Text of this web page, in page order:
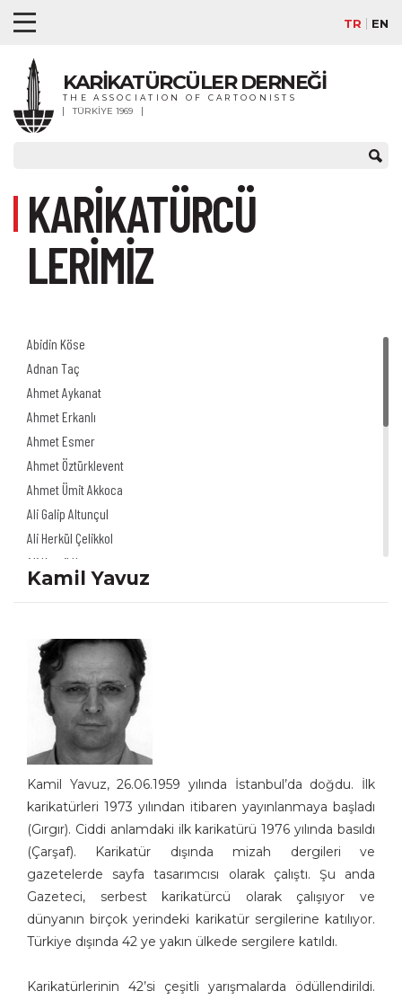
TR EN
KARİKATÜRCÜLER DERNEĞİ
THE ASSOCIATION OF CARTOONISTS
TÜRKİYE 1969
KARİKATÜRCÜ
LERİMİZ
Abidin Köse
Adnan Taç
Ahmet Aykanat
Ahmet Erkanlı
Ahmet Esmer
Ahmet Öztürklevent
Ahmet Ümit Akkoca
Ali Galip Altunçul
Ali Herkül Çelikkol
Ali Kamil Uzun
Ali Şur
Alinur Uğurpakkan
Alp Tamer Ulukılıç
Akdağ Saydut
Akın Önder
Altan Erbulak
Altan Özeskici
Anıl İnan
Asaf Koçak
Aşkın Ayrancıoğlu
Atay SÖZER
Atila Özer
Attila Peken
Ayhan Kiraz
Ayşe Işın
Kamil Yavuz
Kamil Yavuz, 26.06.1959 yılında İstanbul’da doğdu. İlk
karikatürleri 1973 yılından itibaren yayınlanmaya başladı
(Gırgır). Ciddi anlamdaki ilk karikatürü 1976 yılında basıldı
(Çarşaf). Karikatür dışında mizah dergileri ve
gazetelerde sayfa tasarımcısı olarak çalıştı. Şu anda
Gazeteci, serbest karikatürcü olarak çalışıyor ve
dünyanın birçok yerindeki karikatür sergilerine katılıyor.
Türkiye dışında 42 ye yakın ülkede sergilere katıldı.
Karikatürlerinin 42’si çeşitli yarışmalarda ödüllendirildi.